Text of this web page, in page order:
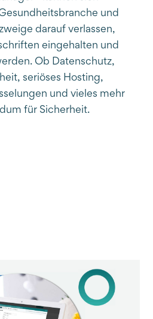
und
darauf verlassen,
eingehalten und
Ob Datenschutz,
seriöses Hosting,
und vieles mehr
für Sicherheit.